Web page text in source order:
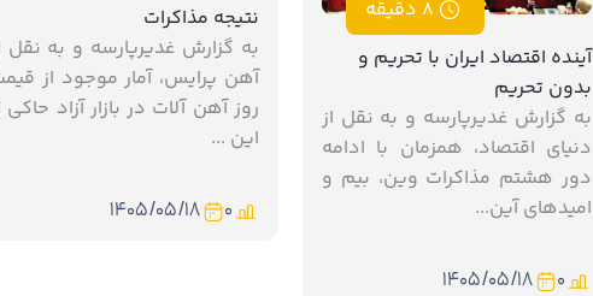
8 دقیقه
آینده اقتصاد ایران با تحریم و
بدون تحریم
به گزارش غدیرپارسه و به نقل از
دنیای اقتصاد، همزمان با ادامه
دور هشتم مذاکرات وین، بیم و
امیدهای آین...
0 ۱۴۰۵/۰۵/۱۸
نتیجه مذاکرات
به گزارش غدیرپارسه و به نقل
آهن پرایس، آمار موجود از
روز آهن آلات در بازار آزاد حاکی
این ...
0 ۱۴۰۵/۰۵/۱۸